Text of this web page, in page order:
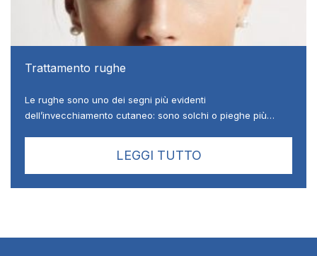
Trattamento rughe
Le rughe sono uno dei segni più evidenti
dell’invecchiamento cutaneo: sono solchi o pieghe più…
LEGGI TUTTO